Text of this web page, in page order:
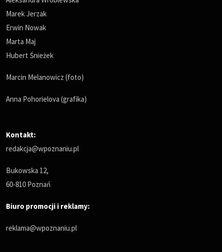
Marek Jerzak
Erwin Nowak
Marta Maj
Hubert Śnieżek
Marcin Melanowicz (foto)
Anna Pohorielova (grafika)
Kontakt:
redakcja@wpoznaniu.pl
Bukowska 12,
60-810 Poznań
Biuro promocji i reklamy:
reklama@wpoznaniu.pl